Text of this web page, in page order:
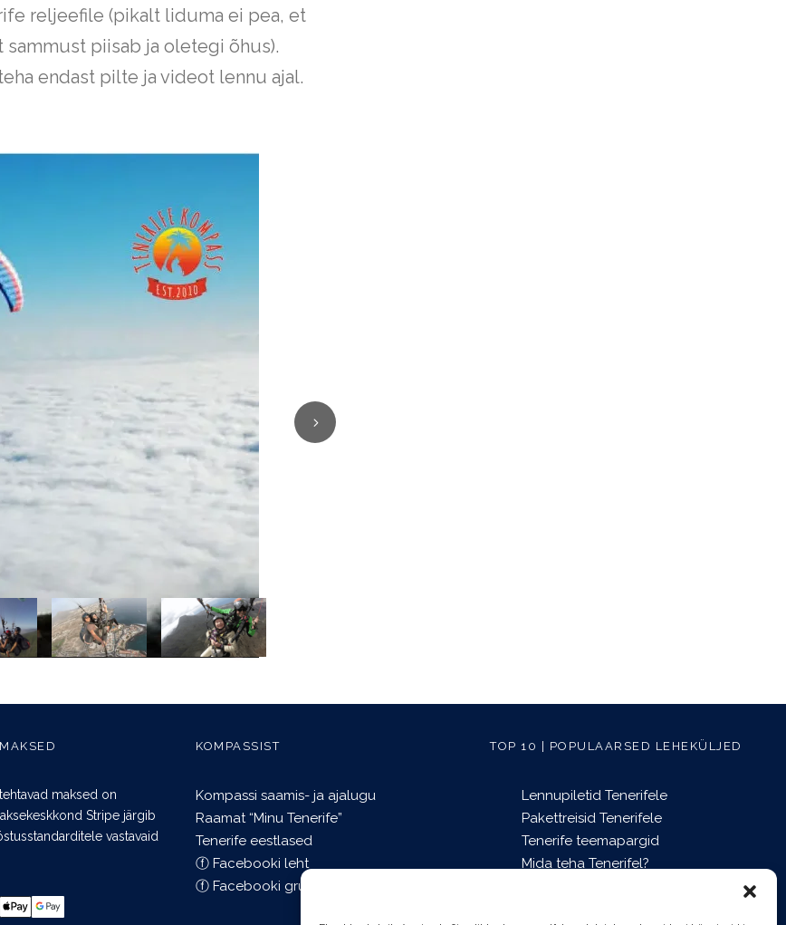
reljeefile (pikalt liduma ei pea, et
piisab ja oletegi õhus).
endast pilte ja videot lennu ajal.
maksed on
Stripe järgib
vastavaid
KOMPASSIST
Kompassi saamis- ja ajalugu
Raamat “Minu Tenerife”
Tenerife eestlased
ⓕ Facebooki leht
ⓕ Facebooki grupp
TOP 10 | POPULAARSED LEHEKÜLJED
Lennupiletid Tenerifele
Pakettreisid Tenerifele
Tenerife teemapargid
Mida teha Tenerifel?